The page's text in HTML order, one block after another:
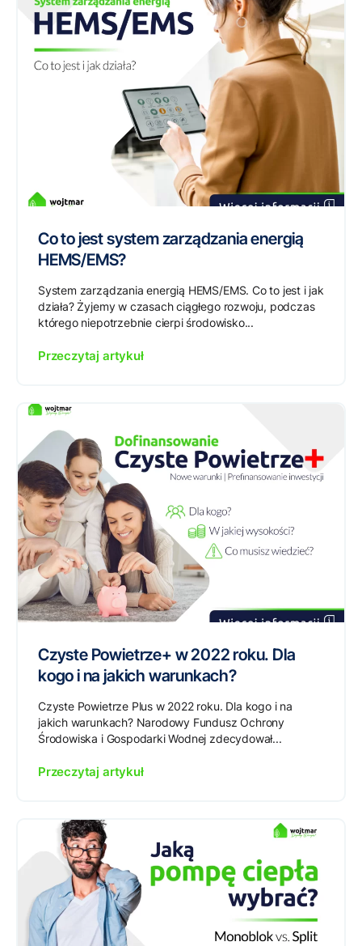
Co to jest system zarządzania energią
HEMS/EMS?
System zarządzania energią HEMS/EMS. Co to jest i jak
działa? Żyjemy w czasach ciągłego rozwoju, podczas
którego niepotrzebnie cierpi środowisko...
Przeczytaj artykuł
Czyste Powietrze+ w 2022 roku. Dla
kogo i na jakich warunkach?
Czyste Powietrze Plus w 2022 roku. Dla kogo i na
jakich warunkach? Narodowy Fundusz Ochrony
Środowiska i Gospodarki Wodnej zdecydował...
Przeczytaj artykuł